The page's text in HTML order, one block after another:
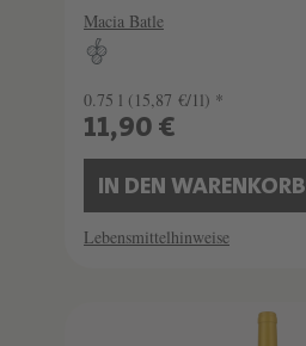
Macia Batle
0.75 l (15,87 €/1l) *
11,90 €
IN DEN WARENKORB
Lebensmittelhinweise